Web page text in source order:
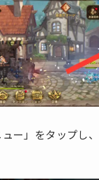
ー」をタップし